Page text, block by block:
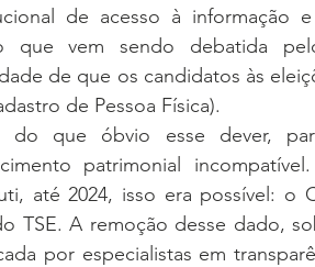
de acesso à informação
que vem sendo debatida
de que os candidatos às
de Pessoa Física).
do que óbvio esse dever,
patrimonial
até 2024, isso era possível: o
TSE. A remoção desse dado,
por especialistas em